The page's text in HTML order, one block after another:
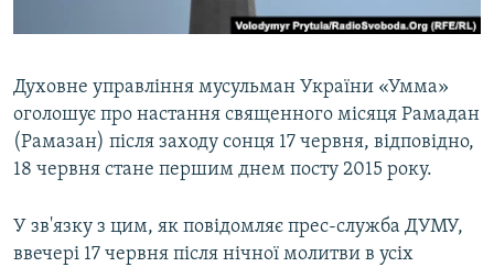
УКРАЇНСЬКА ПРОБЛЕМА КРИМУ
Усі сайти RFE/RL
Духовне управління мусульман України «Умма»
оголошує про настання священного місяця Рамадан
(Рамазан) після заходу сонця 17 червня, відповідно,
18 червня стане першим днем посту 2015 року.
У зв'язку з цим, як повідомляє прес-служба ДУМУ,
ввечері 17 червня після нічної молитви в усіх